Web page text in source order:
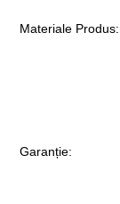
Materiale Produs:
Garanție: